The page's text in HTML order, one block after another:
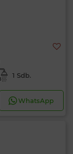
1 Sdb.
WhatsApp